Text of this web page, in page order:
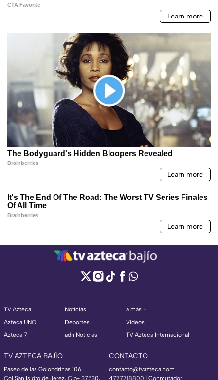
TV Azteca
Azteca UNO
Azteca 7
Noticias
Deportes
adn Noticias
a más +
Videos
TV Azteca Internacional
TV AZTECA BAJÍO
Paseo de las Golondrinas 106
Col San Isidro de Jerez, C.p- 37530,
CONTACTO
contacto@tvazteca.com
4777718800 | Conmutador